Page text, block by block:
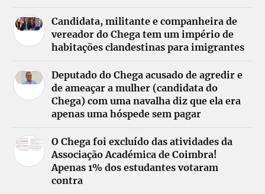
Candidata, militante e companheira de
vereador do Chega tem um império de
habitações clandestinas para imigrantes
Deputado do Chega acusado de agredir e
de ameaçar a mulher (candidata do
Chega) com uma navalha diz que ela era
apenas uma hóspede sem pagar
O Chega foi excluído das atividades da
Associação Académica de Coimbra!
Apenas 1% dos estudantes votaram
contra